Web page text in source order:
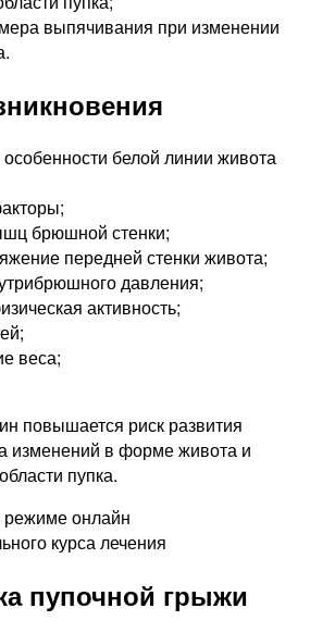
выпячивания при изменении
белой линии живота
брюшной стенки;
передней стенки живота;
давления;
активность;
веса;
повышается риск развития
изменений в форме живота и
пупка.
режиме онлайн
курса лечения
пупочной грыжи